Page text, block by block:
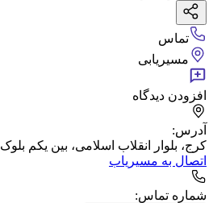
تماس
مسیریابی
افزودن دیدگاه
آدرس:
کرج، بلوار انقلاب اسلامی، بین یکم بلوک 2 و دوم بلوک 2
اتصال به مسیریاب
شماره تماس: